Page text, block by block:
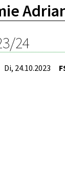
24
Di, 24.10.2023